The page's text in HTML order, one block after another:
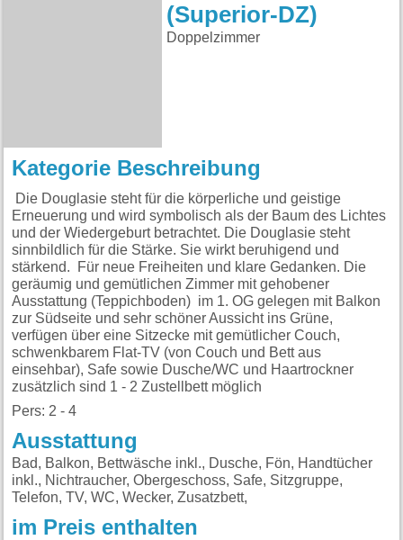
(Superior-DZ)
Doppelzimmer
Kategorie Beschreibung
Die Douglasie steht für die körperliche und geistige
Erneuerung und wird symbolisch als der Baum des Lichtes
und der Wiedergeburt betrachtet. Die Douglasie steht
sinnbildlich für die Stärke. Sie wirkt beruhigend und
stärkend. Für neue Freiheiten und klare Gedanken. Die
geräumig und gemütlichen Zimmer mit gehobener
Ausstattung (Teppichboden) im 1. OG gelegen mit Balkon
zur Südseite und sehr schöner Aussicht ins Grüne,
verfügen über eine Sitzecke mit gemütlicher Couch,
schwenkbarem Flat-TV (von Couch und Bett aus
einsehbar), Safe sowie Dusche/WC und Haartrockner
zusätzlich sind 1 - 2 Zustellbett möglich
Pers: 2 - 4
Ausstattung
Bad, Balkon, Bettwäsche inkl., Dusche, Fön, Handtücher
inkl., Nichtraucher, Obergeschoss, Safe, Sitzgruppe,
Telefon, TV, WC, Wecker, Zusatzbett,
im Preis enthalten